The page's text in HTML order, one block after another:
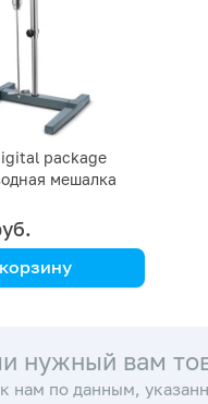
package
мешалка
нужный вам
нам по данным,